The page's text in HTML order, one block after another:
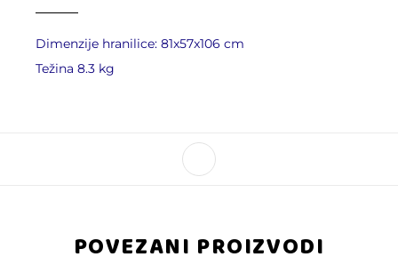
Dimenzije hranilice: 81x57x106 cm
Težina 8.3 kg
POVEZANI PROIZVODI